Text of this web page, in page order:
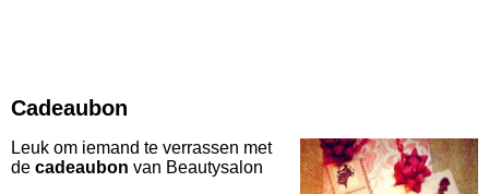
Cadeaubon
Leuk om iemand te verrassen met
de cadeaubon van Beautysalon